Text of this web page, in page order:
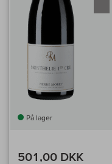
På lager
501,00 DKK